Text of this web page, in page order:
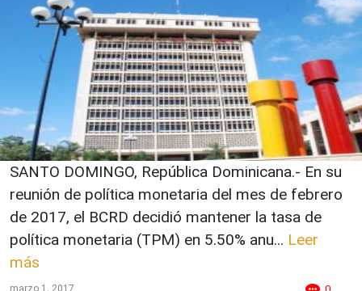
SANTO DOMINGO, República Dominicana.- En su
reunión de política monetaria del mes de febrero
de 2017, el BCRD decidió mantener la tasa de
política monetaria (TPM) en 5.50% anu... Leer
más
marzo 1, 2017